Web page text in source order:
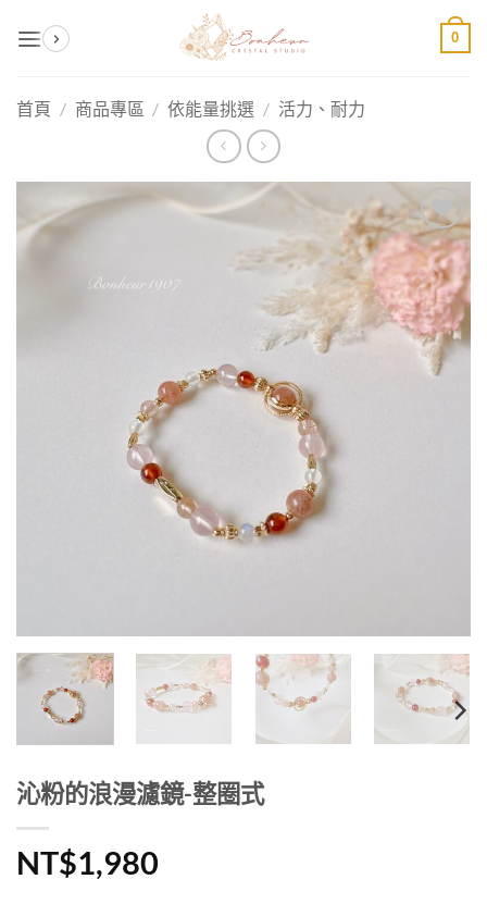
0
首頁 / 商品專區 / 依能量挑選 / 活力、耐力
加入
收藏
沁粉的浪漫濾鏡-整圈式
NT$1,980